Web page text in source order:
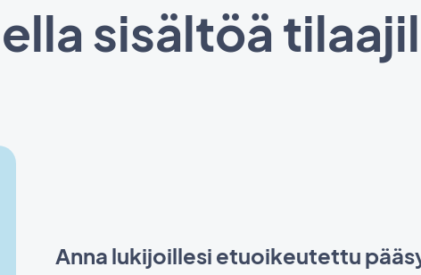
sisältöä
Anna lukijoillesi etuoikeutettu